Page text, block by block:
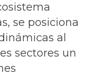
se posiciona
al
sectores un